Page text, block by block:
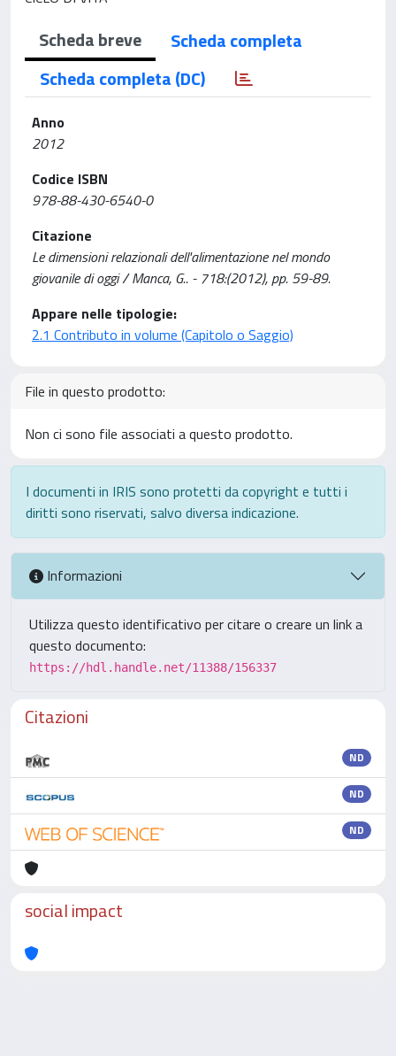
Scheda breve
Scheda completa
Scheda completa (DC)
Anno
2012
Codice ISBN
978-88-430-6540-0
Citazione
Le dimensioni relazionali dell'alimentazione nel mondo
giovanile di oggi / Manca, G.. - 718:(2012), pp. 59-89.
Appare nelle tipologie:
2.1 Contributo in volume (Capitolo o Saggio)
File in questo prodotto:
Non ci sono file associati a questo prodotto.
I documenti in IRIS sono protetti da copyright e tutti i
diritti sono riservati, salvo diversa indicazione.
Informazioni
Utilizza questo identificativo per citare o creare un link a
questo documento:
https://hdl.handle.net/11388/156337
Citazioni
ND
ND
ND
social impact